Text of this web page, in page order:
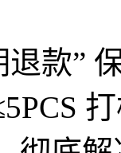
退款”